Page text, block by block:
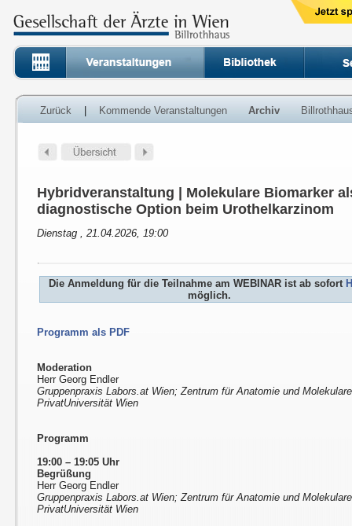
Zurück Kommende Veranstaltungen Archiv
Hybridveranstaltung | Molekulare Biomarker
diagnostische Option beim Urothelkarzinom
Dienstag , 21.04.2026, 19:00
Die Anmeldung für die Teilnahme am WEBINAR ist ab sofort
möglich.
Programm als PDF
Moderation
Herr Georg Endler
Gruppenpraxis Labors.at Wien; Zentrum für Anatomie und
PrivatUniversität Wien
Programm
19:00 – 19:05 Uhr
Begrüßung
Herr Georg Endler
Gruppenpraxis Labors.at Wien; Zentrum für Anatomie und
PrivatUniversität Wien